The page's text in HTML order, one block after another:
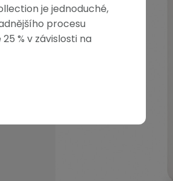
je jednoduché,
procesu
% v závislosti na